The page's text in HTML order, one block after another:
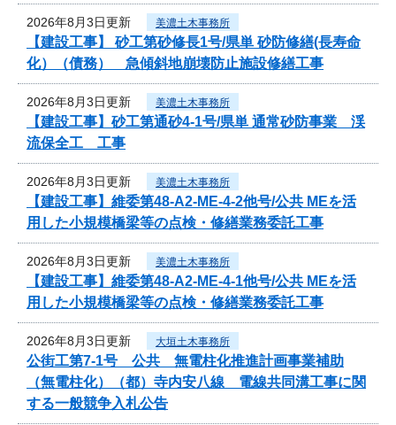
2026年8月3日更新 美濃土木事務所
【建設工事】 砂工第砂修長1号/県単 砂防修繕(長寿命
化）（債務） 急傾斜地崩壊防止施設修繕工事
2026年8月3日更新 美濃土木事務所
【建設工事】砂工第通砂4-1号/県単 通常砂防事業 渓
流保全工 工事
2026年8月3日更新 美濃土木事務所
【建設工事】維委第48-A2-ME-4-2他号/公共 MEを活
用した小規模橋梁等の点検・修繕業務委託工事
2026年8月3日更新 美濃土木事務所
【建設工事】維委第48-A2-ME-4-1他号/公共 MEを活
用した小規模橋梁等の点検・修繕業務委託工事
2026年8月3日更新 大垣土木事務所
公街工第7-1号 公共 無電柱化推進計画事業補助
（無電柱化）（都）寺内安八線 電線共同溝工事に関
する一般競争入札公告